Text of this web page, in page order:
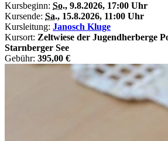
Kursbeginn: So., 9.8.2026, 17:00 Uhr
Kursende: Sa., 15.8.2026, 11:00 Uhr
Kursleitung: Janosch Kluge
Kursort: Zeltwiese der Jugendherberge
Starnberger See
Gebühr: 395,00 €